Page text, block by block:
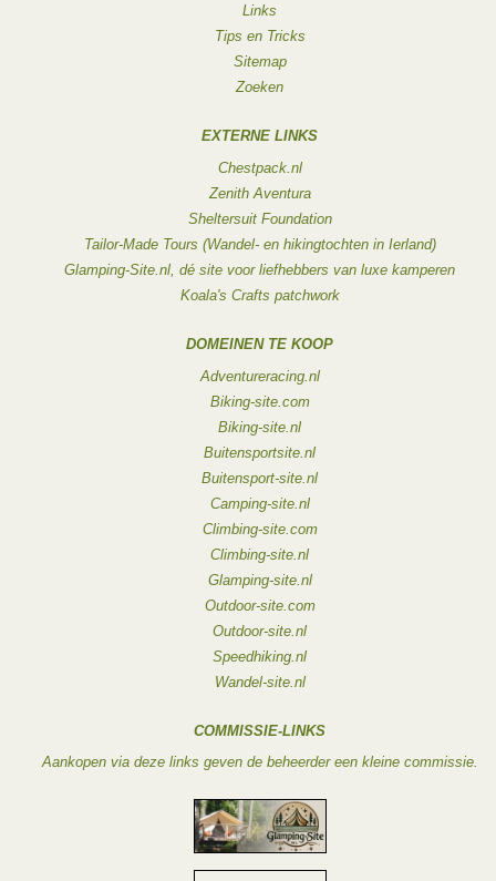
Links
Tips en Tricks
Sitemap
Zoeken
EXTERNE LINKS
Chestpack.nl
Zenith Aventura
Sheltersuit Foundation
Tailor-Made Tours (Wandel- en hikingtochten in Ierland)
Glamping-Site.nl, dé site voor liefhebbers van luxe kamperen
Koala's Crafts patchwork
DOMEINEN TE KOOP
Adventureracing.nl
Biking-site.com
Biking-site.nl
Buitensportsite.nl
Buitensport-site.nl
Camping-site.nl
Climbing-site.com
Climbing-site.nl
Glamping-site.nl
Outdoor-site.com
Outdoor-site.nl
Speedhiking.nl
Wandel-site.nl
COMMISSIE-LINKS
Aankopen via deze links geven de beheerder een kleine commissie.